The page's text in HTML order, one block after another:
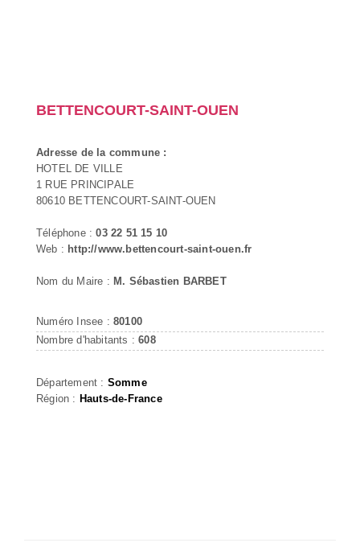
BETTENCOURT-SAINT-OUEN
Adresse de la commune :
HOTEL DE VILLE
1 RUE PRINCIPALE
80610 BETTENCOURT-SAINT-OUEN
Téléphone :03 22 51 15 10
Web : http://www.bettencourt-saint-ouen.fr
Nom du Maire : M. Sébastien BARBET
Numéro Insee : 80100
Nombre d'habitants :608
Département : Somme
Région : Hauts-de-France